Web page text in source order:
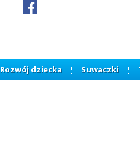
Rozwój dziecka Suwaczki